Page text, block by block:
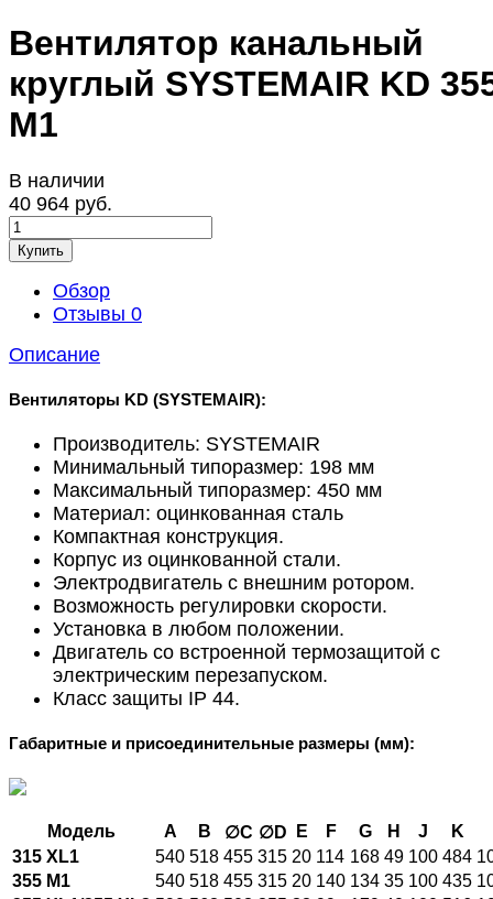
Вентилятор канальный
круглый SYSTEMAIR KD
M1
В наличии
40 964 руб.
Купить
Обзор
Отзывы 0
Описание
Вентиляторы KD (SYSTEMAIR):
Производитель: SYSTEMAIR
Минимальный типоразмер: 198 мм
Максимальный типоразмер: 450 мм
Материал: оцинкованная сталь
Компактная конструкция.
Корпус из оцинкованной стали.
Электродвигатель с внешним ротором.
Возможность регулировки скорости.
Установка в любом положении.
Двигатель со встроенной термозащитой с
электрическим перезапуском.
Класс защиты IP 44.
Габаритные и присоединительные размеры (мм):
Модель A B ∅C ∅D E F G H J
K
315 XL1
540 518 455 315 20 114 168 49 100 484
355 M1
540 518 455 315 20 140 134 35 100 435